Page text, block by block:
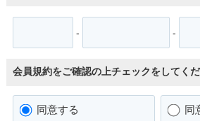
- -
会員規約をご確認の上チェックをしてく
同意する 同